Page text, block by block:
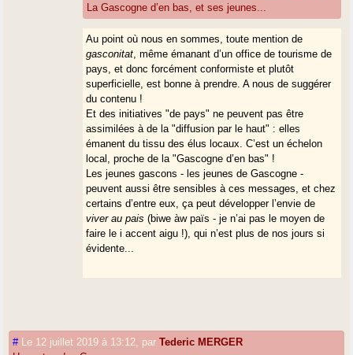
La Gascogne d’en bas, et ses jeunes...
Au point où nous en sommes, toute mention de
gasconitat , même émanant d’un office de tourisme de
pays, et donc forcément conformiste et plutôt
superficielle, est bonne à prendre. A nous de suggérer
du contenu !
Et des initiatives "de pays" ne peuvent pas être
assimilées à de la "diffusion par le haut" : elles
émanent du tissu des élus locaux. C’est un échelon
local, proche de la "Gascogne d’en bas" !
Les jeunes gascons - les jeunes de Gascogne -
peuvent aussi être sensibles à ces messages, et chez
certains d’entre eux, ça peut développer l’envie de
viver au pais (biwe àw païs - je n’ai pas le moyen de
faire le i accent aigu !), qui n’est plus de nos jours si
évidente...
# Le 12 juillet 2019 à 13:12 parTederic MERGER